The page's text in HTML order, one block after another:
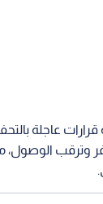
قرارات عاجلة